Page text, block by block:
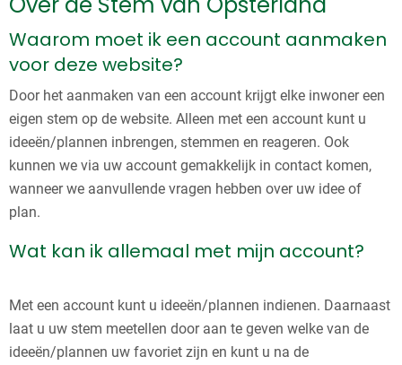
Waarom moet ik een account aanmaken
voor deze website?
Door het aanmaken van een account krijgt elke inwoner een
eigen stem op de website. Alleen met een account kunt u
ideeën/plannen inbrengen, stemmen en reageren. Ook
kunnen we via uw account gemakkelijk in contact komen,
wanneer we aanvullende vragen hebben over uw idee of
plan.
Wat kan ik allemaal met mijn account?
Met een account kunt u ideeën/plannen indienen. Daarnaast
laat u uw stem meetellen door aan te geven welke van de
ideeën/plannen uw favoriet zijn en kunt u na de